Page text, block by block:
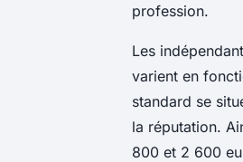
profession.
Les
varient en
standard se
la réputation.
800 et 2 600